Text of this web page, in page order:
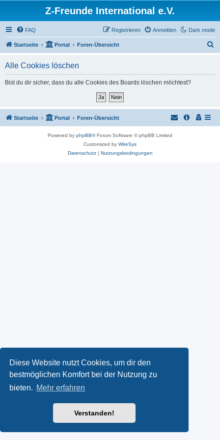
Diese Website nutzt Cookies, um dir den
bestmöglichen Komfort bei der Nutzung zu
bieten. Mehr erfahren
Verstanden!
Z-Freunde International e.V.
Dark mode
FAQ Anmelden
Registrieren
Startseite Portal Foren-Übersicht
Alle Cookies löschen
Bist du dir sicher, dass du alle Cookies des Boards löschen möchtest?
Startseite Portal Foren-Übersicht
Powered by phpBB® Forum Software © phpBB Limited
Customized by WireSys
Datenschutz| Nutzungsbedingungen